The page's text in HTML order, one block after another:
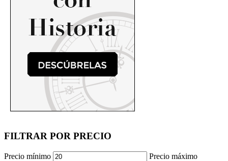
FILTRAR POR PRECIO
Precio mínimo Precio máximo